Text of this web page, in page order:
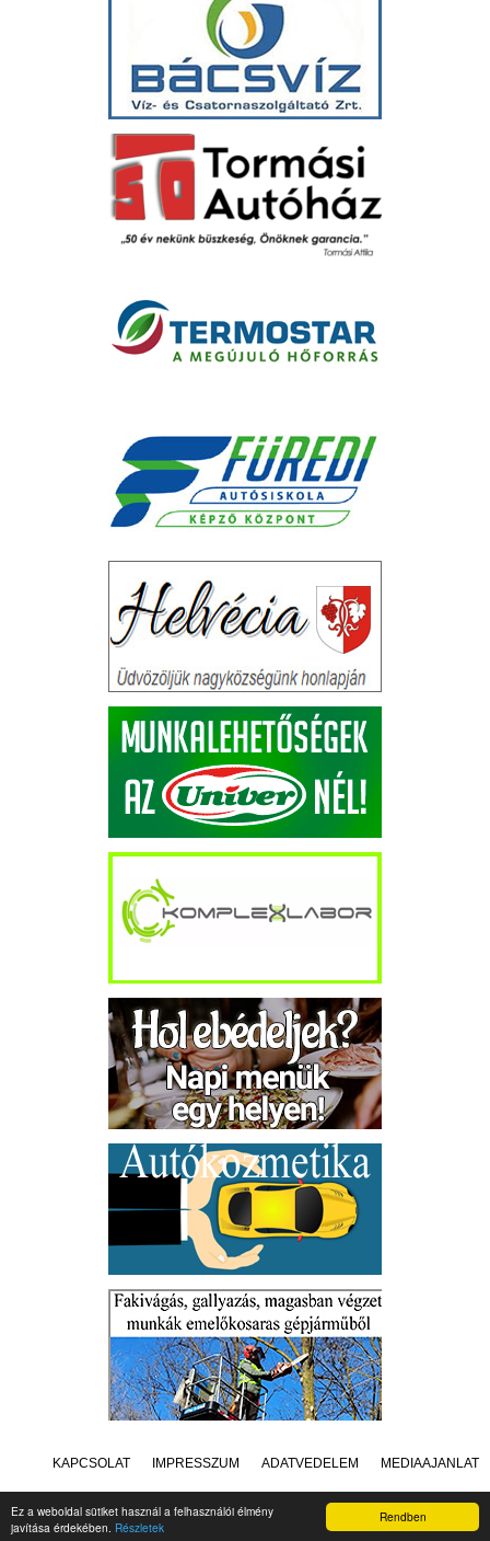
Rendben
Ez a weboldal sütiket használ a felhasználói élmény
javítása érdekében. Részletek
KAPCSOLAT IMPRESSZUM ADATVÉDELEM MÉDIAAJÁNLAT
Készítette:Raster Studio